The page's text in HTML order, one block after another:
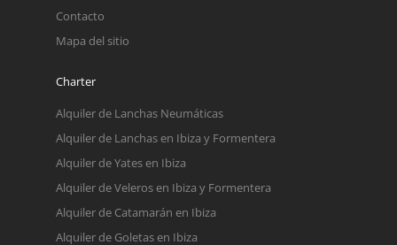
Contacto
Mapa del sitio
Charter
Alquiler de Lanchas Neumáticas
Alquiler de Lanchas en Ibiza y Formentera
Alquiler de Yates en Ibiza
Alquiler de Veleros en Ibiza y Formentera
Alquiler de Catamarán en Ibiza
Alquiler de Goletas en Ibiza